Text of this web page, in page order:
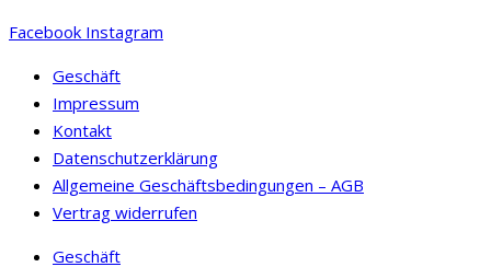
Facebook Instagram
Geschäft
Impressum
Kontakt
Datenschutzerklärung
Allgemeine Geschäftsbedingungen – AGB
Vertrag widerrufen
Geschäft